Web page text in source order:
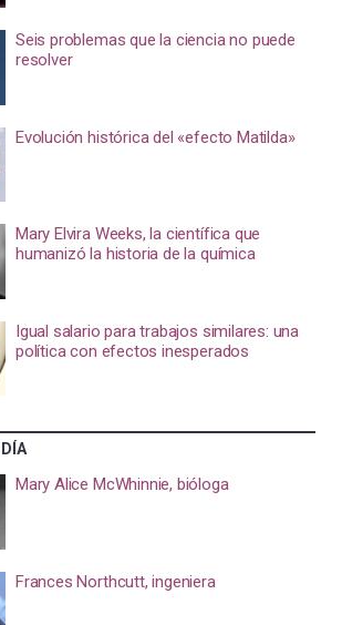
Seis problemas que la ciencia no puede
resolver
Evolución histórica del «efecto Matilda»
Mary Elvira Weeks, la científica que
humanizó la historia de la química
Igual salario para trabajos similares: una
política con efectos inesperados
Mary Alice McWhinnie, bióloga
Frances Northcutt, ingeniera